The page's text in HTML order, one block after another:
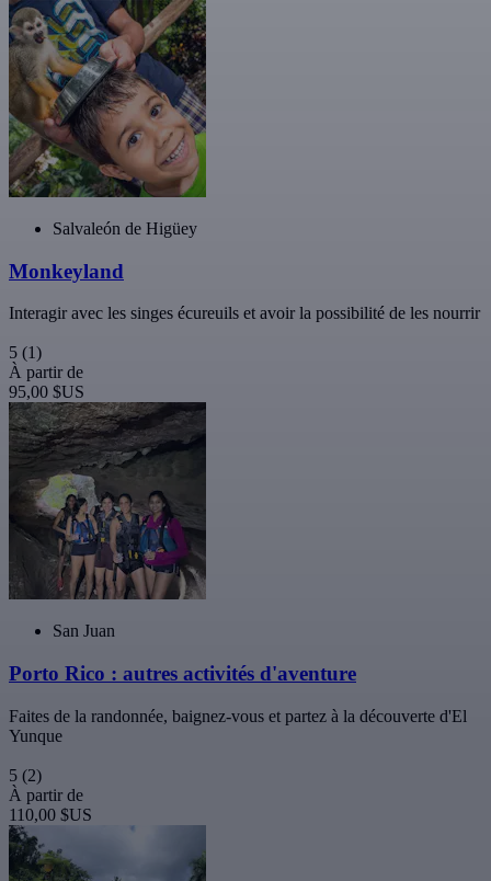
Salvaleón de Higüey
Monkeyland
Interagir avec les singes écureuils et avoir la possibilité de les nourrir
5 (1)
À partir de
95,00 $US
San Juan
Porto Rico : autres activités d'aventure
Faites de la randonnée, baignez-vous et partez à la découverte d'El
Yunque
5 (2)
À partir de
110,00 $US